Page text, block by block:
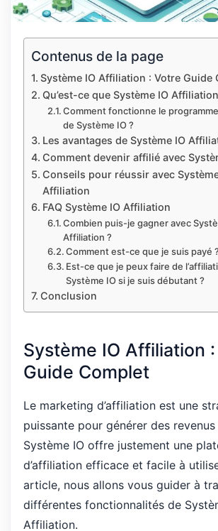
Contenus de la page
Système IO Affiliation : Votre Guide
Qu’est-ce que Système IO
Comment fonctionne le
de Système IO ?
Les avantages de Système IO
Comment devenir affilié avec
Conseils pour réussir avec
Affiliation
FAQ Système IO Affiliation
Combien puis-je gagner avec
Affiliation ?
Comment est-ce que je suis payé ?
Est-ce que je peux faire de
Système IO si je suis débutant ?
Conclusion
Système IO Affiliation
Guide Complet
Le marketing d’affiliation est une
puissante pour générer des revenus
Système IO offre justement une
d’affiliation efficace et facile à
article, nous allons vous guider à
différentes fonctionnalités de
Affiliation.